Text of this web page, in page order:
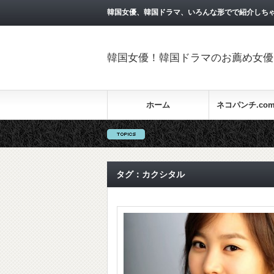
韓国女優、韓国ドラマ、いろんな形でで紹介しち
韓国女優！韓国ドラマのお薦め女
ホーム ネコパンチ
タグ：カクシタル